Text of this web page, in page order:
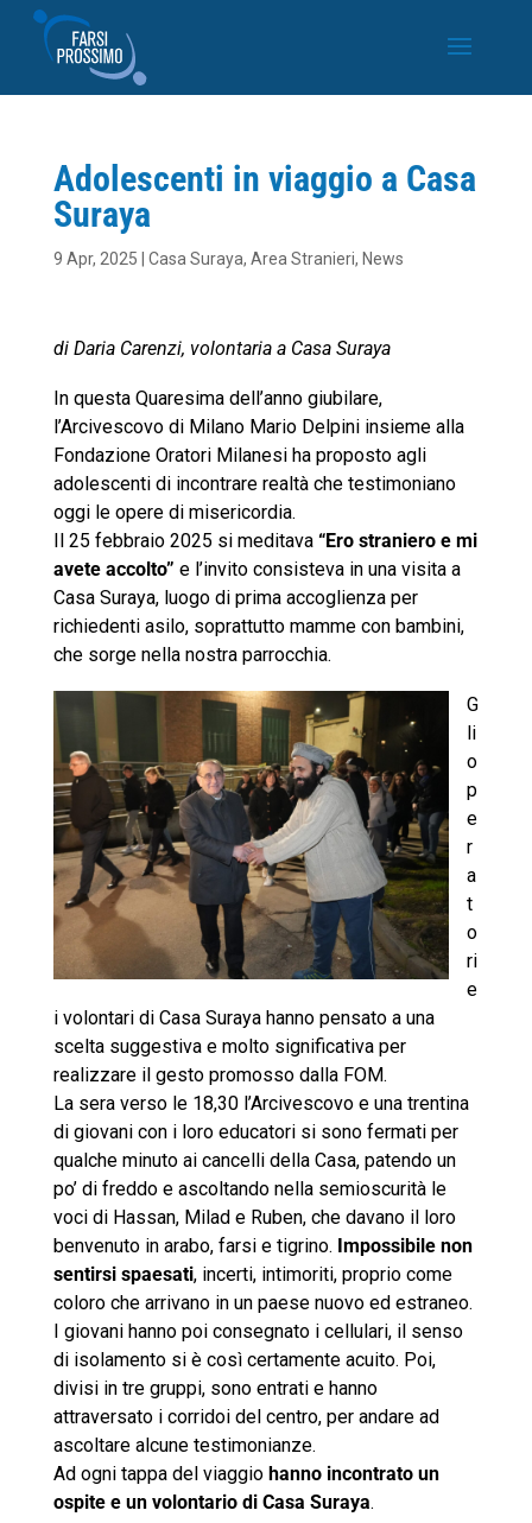
Adolescenti in viaggio a Casa
Suraya
9 Apr, 2025 Casa Suraya, Area Stranieri, News
di Daria Carenzi, volontaria a Casa Suraya
In questa Quaresima dell’anno giubilare,
l’Arcivescovo di Milano Mario Delpini insieme alla
Fondazione Oratori Milanesi ha proposto agli
adolescenti di incontrare realtà che testimoniano
oggi le opere di misericordia.
Il 25 febbraio 2025 si meditava “Ero straniero e mi
avete accolto” e l’invito consisteva in una visita a
Casa Suraya, luogo di prima accoglienza per
richiedenti asilo, soprattutto mamme con bambini,
che sorge nella nostra parrocchia.
G
li
o
p
e
r
a
t
o
ri
e
i volontari di Casa Suraya hanno pensato a una
scelta suggestiva e molto significativa per
realizzare il gesto promosso dalla FOM.
La sera verso le 18,30 l’Arcivescovo e una trentina
di giovani con i loro educatori si sono fermati per
qualche minuto ai cancelli della Casa, patendo un
po’ di freddo e ascoltando nella semioscurità le
voci di Hassan, Milad e Ruben, che davano il loro
benvenuto in arabo, farsi e tigrino. Impossibile non
sentirsi spaesati, incerti, intimoriti, proprio come
coloro che arrivano in un paese nuovo ed estraneo.
I giovani hanno poi consegnato i cellulari, il senso
di isolamento si è così certamente acuito. Poi,
divisi in tre gruppi, sono entrati e hanno
attraversato i corridoi del centro, per andare ad
ascoltare alcune testimonianze.
Ad ogni tappa del viaggio hanno incontrato un
ospite e un volontario di Casa Suraya.